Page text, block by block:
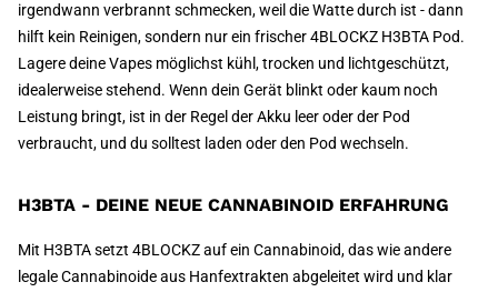
irgendwann verbrannt schmecken, weil die Watte durch ist - dann
hilft kein Reinigen, sondern nur ein frischer 4BLOCKZ H3BTA Pod.
Lagere deine Vapes möglichst kühl, trocken und lichtgeschützt,
idealerweise stehend. Wenn dein Gerät blinkt oder kaum noch
Leistung bringt, ist in der Regel der Akku leer oder der Pod
verbraucht, und du solltest laden oder den Pod wechseln.
H3BTA - DEINE NEUE CANNABINOID ERFAHRUNG
Mit H3BTA setzt 4BLOCKZ auf ein Cannabinoid, das wie andere
legale Cannabinoide aus Hanfextrakten abgeleitet wird und klar